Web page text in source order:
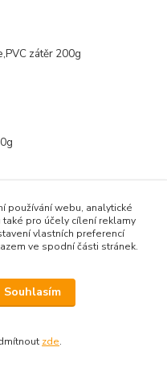
zátěr 200g
používání webu, analytické
pro účely cílení reklamy
vlastních preferencí
ve spodní části stránek.
Souhlasím
zde.